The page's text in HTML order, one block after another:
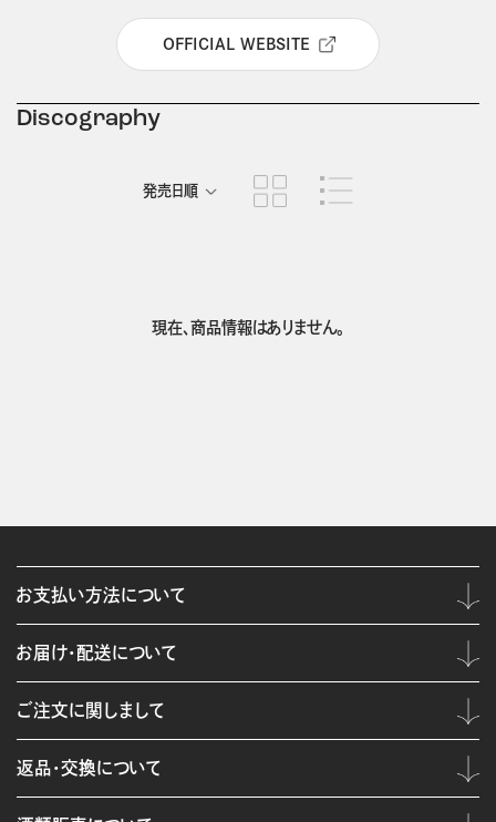
OFFICIAL WEBSITE
Discography
発売日順
現在、商品情報はありません。
お支払い方法について
お届け・配送について
ご注文に関しまして
返品・交換について